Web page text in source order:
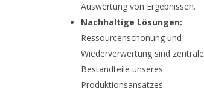
Auswertung von Ergebnissen.
Nachhaltige Lösungen:
Ressourcenschonung und
Wiederverwertung sind zentrale
Bestandteile unseres
Produktionsansatzes.